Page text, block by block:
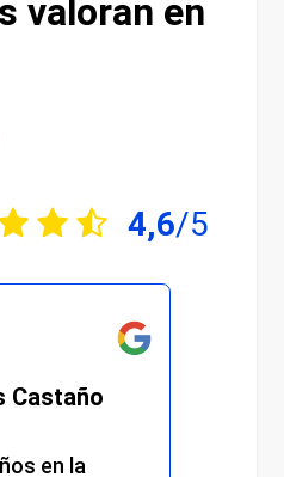
valoran en
4,6/5
Castaño
en la